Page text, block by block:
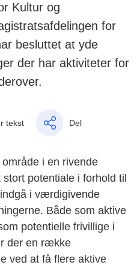
Kultur og
for
besluttet at yde
der har aktiviteter for
tekst Del
i en rivende
potentiale i forhold til
i værdigivende
Både som aktive
potentielle frivillige i
der en række
ved at få flere aktive